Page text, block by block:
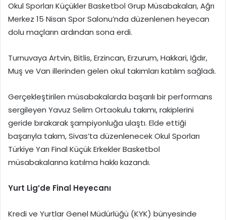
Okul Sporları Küçükler Basketbol Grup Müsabakaları, Ağrı
Merkez 15 Nisan Spor Salonu’nda düzenlenen heyecan
dolu maçların ardından sona erdi.
Turnuvaya Artvin, Bitlis, Erzincan, Erzurum, Hakkari, Iğdır,
Muş ve Van illerinden gelen okul takımları katılım sağladı.
Gerçekleştirilen müsabakalarda başarılı bir performans
sergileyen Yavuz Selim Ortaokulu takımı, rakiplerini
geride bırakarak şampiyonluğa ulaştı. Elde ettiği
başarıyla takım, Sivas’ta düzenlenecek Okul Sporları
Türkiye Yarı Final Küçük Erkekler Basketbol
müsabakalarına katılma hakkı kazandı.
Yurt Lig’de Final Heyecanı
Kredi ve Yurtlar Genel Müdürlüğü (KYK) bünyesinde